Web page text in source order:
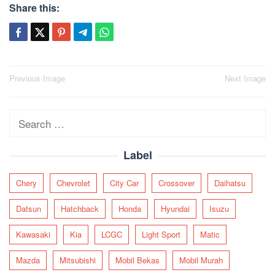
Share this:
Post
Previous Image Next Image
Search
Label
Chery Chevrolet City Car Crossover Daihatsu
Datsun Hatchback Honda Hyundai Isuzu
Kawasaki Kia LCGC Light Sport Matic
Mazda Mitsubishi Mobil Bekas Mobil Murah